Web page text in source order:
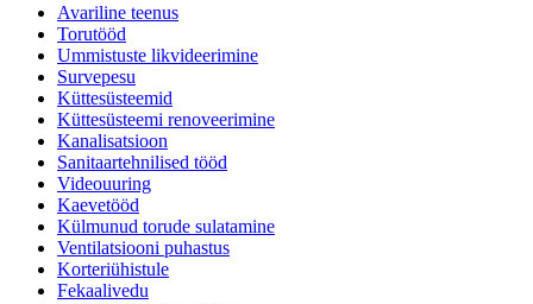
Avariline teenus
Torutööd
Ummistuste likvideerimine
Survepesu
Küttesüsteemid
Küttesüsteemi renoveerimine
Kanalisatsioon
Sanitaartehnilised tööd
Videouuring
Kaevetööd
Külmunud torude sulatamine
Ventilatsiooni puhastus
Korteriühistule
Fekaalivedu